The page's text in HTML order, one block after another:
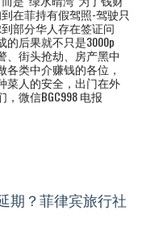
在菲持有假驾照-驾驶只
部分华人存在签证问
后果就不只是3000p
、街头抢劫、房产黑中
类中介赚钱的各位，
菜人的安全，出门在外
微信BGC998 电报
期？菲律宾旅行社